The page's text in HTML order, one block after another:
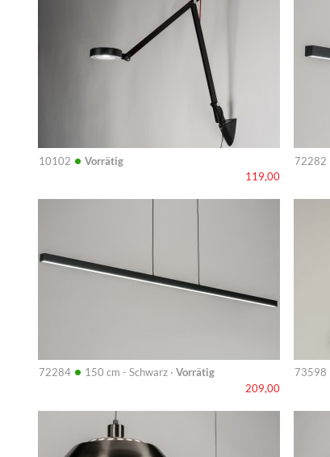
10102 • Vorrätig
119,00
72282
72284 • 150 cm - Schwarz · Vorrätig
209,00
Info
73598
Info
Info Info